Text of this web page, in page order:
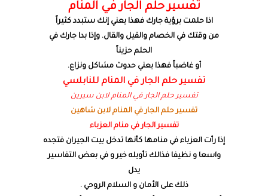
تفسير حلم الجار في المنام
اذا حلمت برؤية جارك فهذا يعني إنك ستبدد كثيراً
من وقتك في الخصام والقيل والقال. وإذا بدا جارك في
الحلم حزيناً
أو غاضباً فهذا يعني حدوث مشاكل ونزاع.
تفسير حلم الجار في المنام للنابلسي
تفسير حلم الجار في المنام لابن سيرين
تفسير حلم الجار في المنام لابن شاهين
تفسير الجار في منام العزباء
إذا رأت العزباء في منامها كأنها تدخل بيت الجيران فتجده
واسعا و نظيفا فذالك تأويله خير و في بعض التفاسير
يدل
ذلك على الأمان و السلام الروحي .